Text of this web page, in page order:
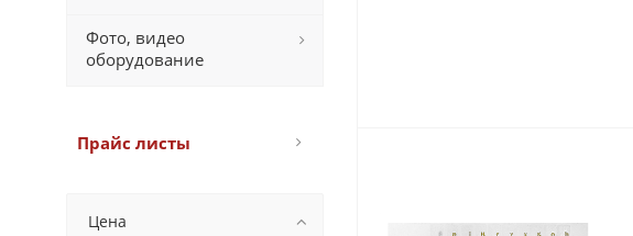
Фото, видео
оборудование
Прайс листы
Цена